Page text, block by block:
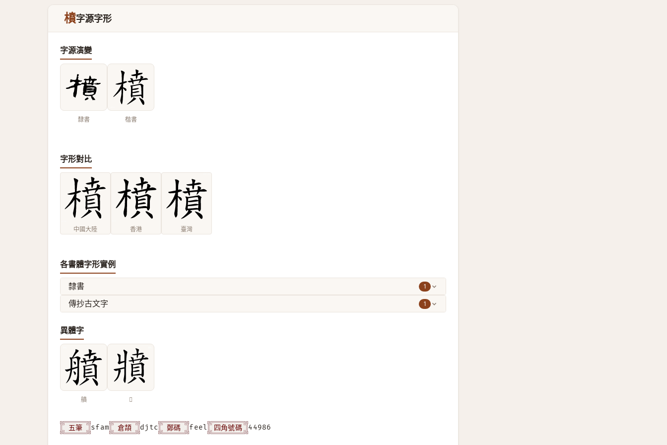
橨字源字形
字源演變
隸書 楷書
字形對比
中國大陸 香港 臺灣
各書體字形實例
隸書 1
傳抄古文字 1
異體字
䒈 𤖘
五筆 sfam 倉頡 djtc 鄭碼 feel 四角號碼 44986